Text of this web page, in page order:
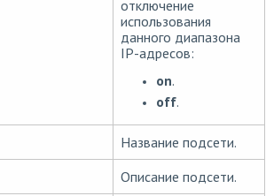
отключение
использования
данного диапазона
IP-адресов:
on.
off.
Название подсети.
Описание подсети.